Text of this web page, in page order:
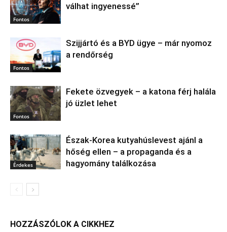
Fontos
válhat ingyenessé”
Fontos
Szijjártó és a BYD ügye – már nyomoz
a rendőrség
Fontos
Fekete özvegyek – a katona férj halála
jó üzlet lehet
Érdekes
Észak‑Korea kutyahúslevest ajánl a
hőség ellen – a propaganda és a
hagyomány találkozása
HOZZÁSZÓLOK A CIKKHEZ